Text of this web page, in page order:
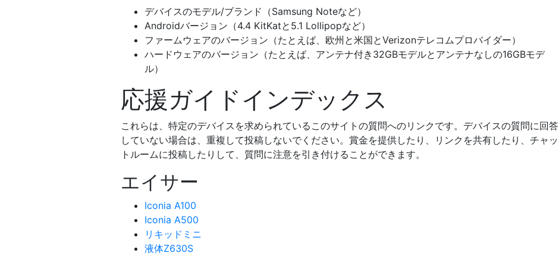
デバイスのモデル/ブランド（Samsung Noteなど）
Androidバージョン（4.4 KitKatと5.1 Lollipopなど）
ファームウェアのバージョン（たとえば、欧州と米国とVerizonテレコムプロバイダー）
ハードウェアのバージョン（たとえば、アンテナ付き32GBモデルとアンテナなしの16GBモデ
ル）
応援ガイドインデックス
これらは、特定のデバイスを求められているこのサイトの質問へのリンクです。デバイスの質問に回答
していない場合は、重複して投稿しないでください。賞金を提供したり、リンクを共有したり、チャッ
トルームに投稿したりして、質問に注意を引き付けることができます。
エイサー
Iconia A100
Iconia A500
リキッドミニ
液体Z630S